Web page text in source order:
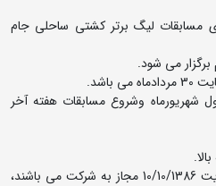
مسابقات لیگ برتر کشتی ساحلی جام
وشروع مسابقات هفته آخر
2- جوانان متولدین 12/10/1383 لغایت 10/10/1386 مجاز به شرکت می باشند،